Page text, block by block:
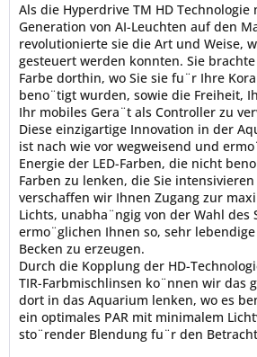
Als die Hyperdrive TM HD
Generation von AI-Leuchten auf den
revolutionierte sie die Art und Weise,
gesteuert werden konnten. Sie
Farbe dorthin, wo Sie sie fu¨r Ihre
beno¨tigt wurden, sowie die Freiheit,
Ihr mobiles Gera¨t als Controller zu
Diese einzigartige Innovation in der
ist nach wie vor wegweisend und
Energie der LED-Farben, die nicht
Farben zu lenken, die Sie
verschaffen wir Ihnen Zugang zur
Lichts, unabha¨ngig von der Wahl des
ermo¨glichen Ihnen so, sehr
Becken zu erzeugen.
Durch die Kopplung der HD-
TIR-Farbmischlinsen ko¨nnen wir das
dort in das Aquarium lenken, wo es
ein optimales PAR mit minimalem
sto¨render Blendung fu¨r den